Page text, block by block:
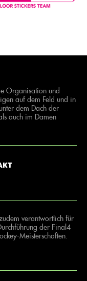
Organisation und
auf dem Feld und in
dem Dach der
auch im Damen
verantwortlich für
der Final4
Meisterschaften.